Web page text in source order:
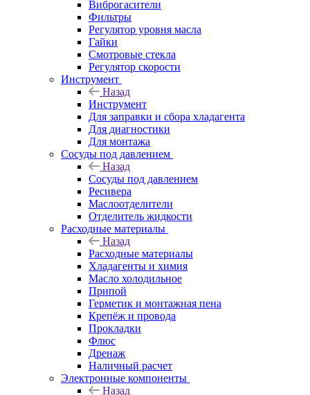
Виброгасители
Фильтры
Регулятор уровня масла
Гайки
Смотровые стекла
Регулятор скорости
Инструмент
Назад
Инструмент
Для заправки и сбора хладагента
Для диагностики
Для монтажа
Сосуды под давлением
Назад
Сосуды под давлением
Ресивера
Маслоотделители
Отделитель жидкости
Расходные материалы
Назад
Расходные материалы
Хладагенты и химия
Масло холодильное
Припой
Герметик и монтажная пена
Крепёж и провода
Прокладки
Флюс
Дренаж
Наличный расчет
Электронные компоненты
Назад